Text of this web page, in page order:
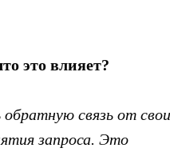
это влияет?
связь от
запроса. Это